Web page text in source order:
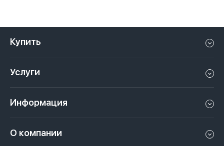
Купить
Апартаменты в Дубае
Пентхаус в Дубае
Услуги
Сдать недвижимость в Дубае, ОАЭ
Информация
О компании